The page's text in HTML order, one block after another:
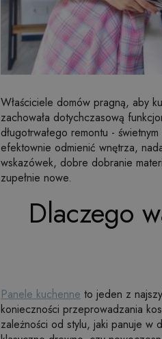
Właściciele domów pragną, aby
zachowała dotychczasową
długotrwałego remontu -
efektownie odmienić wnętrza,
wskazówek, dobre dobranie
zupełnie nowe.
Dlaczego
Panele kuchenne to jeden z
konieczności przeprowadzania
zależności od stylu, jaki panuje w